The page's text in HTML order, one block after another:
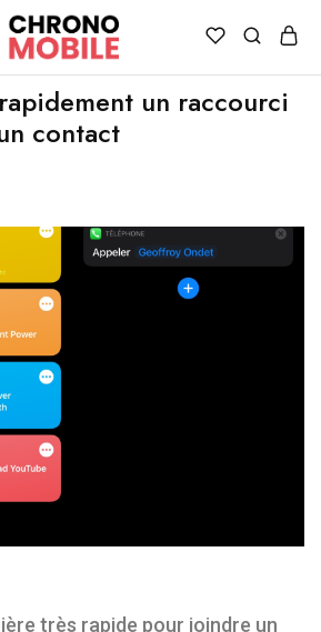
un raccourci
contact
très rapide pour joindre un